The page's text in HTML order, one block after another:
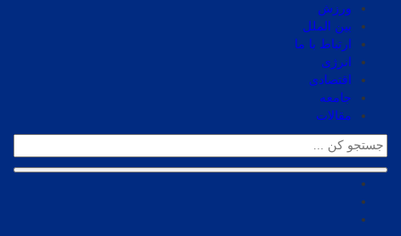
ورزش
بین الملل
ارتباط با ما
انرژی
اقتصادی
جامعه
مقالات